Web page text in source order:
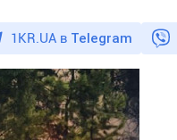
1KR.UA в Telegram